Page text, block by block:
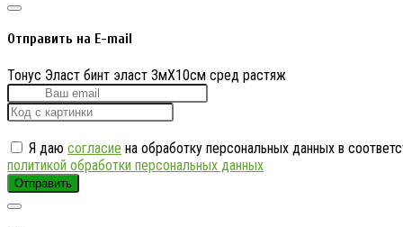
Отправить на E-mail
Тонус Эласт бинт эласт 3мX10см сред растяж
Я даю согласие на обработку персональных данных в
политикой обработки персональных данных
Отправить